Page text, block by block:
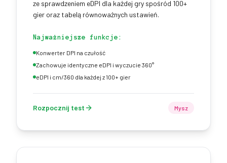
ze sprawdzeniem eDPI dla każdej gry spośród 100+
gier oraz tabelą równoważnych ustawień.
Najważniejsze funkcje:
Konwerter DPI na czułość
Zachowuje identyczne eDPI i wyczucie 360°
eDPI i cm/360 dla każdej z 100+ gier
Rozpocznij test Mysz